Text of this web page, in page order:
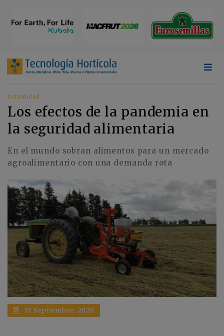
Actualidad
Los efectos de la pandemia en
la seguridad alimentaria
En el mundo sobran alimentos para un mercado
agroalimentario con una demanda rota
17 Septiembre, 2020